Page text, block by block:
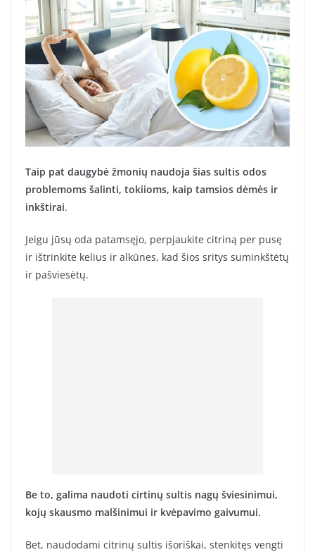
Taip pat daugybė žmonių naudoja šias sultis odos
problemoms šalinti, tokiioms, kaip tamsios dėmės ir
inkštirai.
Jeigu jūsų oda patamsęjo, perpjaukite citriną per pusę
ir ištrinkite kelius ir alkūnes, kad šios sritys suminkštėtų
ir pašviesėtų.
Be to, galima naudoti cirtinų sultis nagų šviesinimui,
kojų skausmo malšinimui ir kvėpavimo gaivumui.
Bet, naudodami citrinų sultis išoriškai, stenkitęs vengti